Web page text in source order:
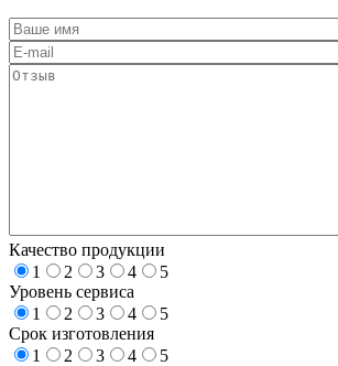
Качество продукции
1
2 3 4
5
Уровень сервиса
1
2 3 4
5
Срок изготовления
1
2 3 4
5